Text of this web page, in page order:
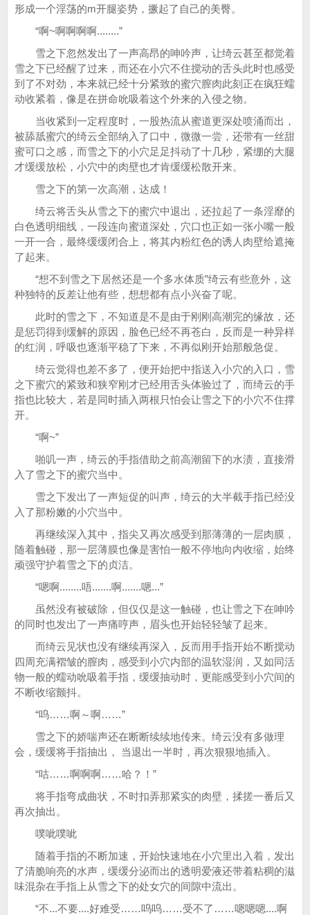
形成一个淫荡的m开腿姿势，撅起了自己的美臀。
“啊~啊啊啊啊........”
雪之下忽然发出了一声高昂的呻吟声，让绮云甚至都觉着
雪之下已经醒了过来，而还在小穴不住搅动的舌头此时也感受
到了不对劲，本来就已经十分紧致的蜜穴膣肉此刻正在疯狂蠕
动收紧着，像是在拼命吮吸着这个外来的入侵之物。
当收紧到一定程度时，一股热流从蜜道更深处喷涌而出，
被舔舐蜜穴的绮云全部纳入了口中，微微一尝，还带有一丝甜
蜜可口之感，而雪之下的小穴足足抖动了十几秒，紧绷的大腿
才缓缓放松，小穴中的肉壁也才肯缓缓松散开来。
雪之下的第一次高潮，达成！
绮云将舌头从雪之下的蜜穴中退出，还拉起了一条淫靡的
白色透明细线，一段连向蜜道深处，穴口也正如一张小嘴一般
一开一合，最终缓缓闭合上，将其内粉红色的诱人肉壁给遮掩
了起来。
“想不到雪之下居然还是一个多水体质”绮云有些意外，这
种独特的反差让他有些，想想都有点小兴奋了呢。
此时的雪之下，不知道是不是由于刚刚高潮完的缘故，还
是惩罚得到缓解的原因，脸色已经不再苍白，反而是一种异样
的红润，呼吸也逐渐平稳了下来，不再似刚开始那般急促。
绮云觉得也差不多了，便开始把中指送入小穴的入口，雪
之下蜜穴的紧致和狭窄刚才已经用舌头体验过了，而绮云的手
指也比较大，若是同时插入两根只怕会让雪之下的小穴不住撑
开。
“啊~”
啪叽一声，绮云的手指借助之前高潮留下的水渍，直接滑
入了雪之下的蜜穴当中。
雪之下发出了一声短促的叫声，绮云的大半截手指已经没
入了那粉嫩的小穴当中。
再继续深入其中，指尖又再次感受到那薄薄的一层肉膜，
随着触碰，那一层薄膜也像是害怕一般不停地向内收缩，始终
顽强守护着雪之下的贞洁。
“嗯啊........唔.......啊.......嗯...”
虽然没有被破除，但仅仅是这一触碰，也让雪之下在呻吟
的同时也发出了一声痛哼声，眉头也开始轻轻皱了起来。
而绮云见状也没有继续再深入，反而用手指开始不断搅动
四周充满褶皱的膣肉，感受到小穴内部的温软湿润，又如同活
物一般的蠕动吮吸着手指，缓缓抽动时，更能感受到小穴间的
不断收缩颤抖。
“呜……啊～啊……”
雪之下的娇喘声还在断断续续地传来。绮云没有多做理
会，缓缓将手指抽出， 当退出一半时，再次狠狠地插入。
“咕……啊啊啊……哈？！”
将手指弯成曲状，不时扣弄那紧实的肉壁，揉搓一番后又
再次抽出。
噗呲噗呲
随着手指的不断加速，开始快速地在小穴里出入着，发出
了清脆响亮的水声，缓缓分泌而出的透明爱液还带着粘稠的滋
味混杂在手指上从雪之下的处女穴的间隙中流出。
“不...不要....好难受……呜呜……受不了……嗯嗯嗯....啊